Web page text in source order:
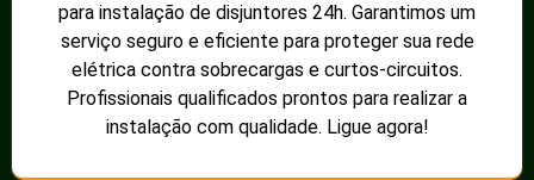
para instalação de disjuntores 24h. Garantimos um
serviço seguro e eficiente para proteger sua rede
elétrica contra sobrecargas e curtos-circuitos.
Profissionais qualificados prontos para realizar a
instalação com qualidade. Ligue agora!